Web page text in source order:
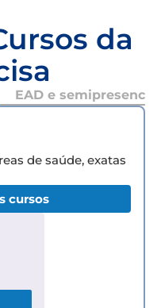
da
EAD e semipresencial
de saúde, exatas
cursos